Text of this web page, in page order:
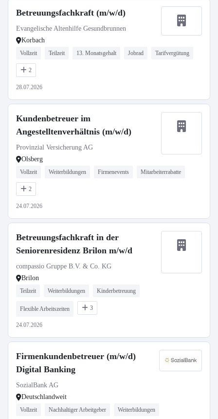
Betreuungsfachkraft (m/w/d)
Evangelische Altenhilfe Gesundbrunnen
Korbach
Vollzeit Teilzeit 13. Monatsgehalt Jobrad Tarifvergütung
2
28.07.2026
Kundenbetreuer im
Angestelltenverhältnis (m/w/d)
Provinzial Versicherung AG
Olsberg
Vollzeit Weiterbildungen Firmenevents Mitarbeiterrabatte
2
24.07.2026
Betreuungsfachkraft in der
Seniorenresidenz Brilon m/w/d
compassio Gruppe B.V. & Co. KG
Brilon
Teilzeit Weiterbildungen Kinderbetreuung
Flexible Arbeitszeiten 3
24.07.2026
Firmenkundenbetreuer (m/w/d)
Digital Banking
SozialBank AG
Deutschlandweit
Vollzeit Nachhaltiger Arbeitgeber Weiterbildungen